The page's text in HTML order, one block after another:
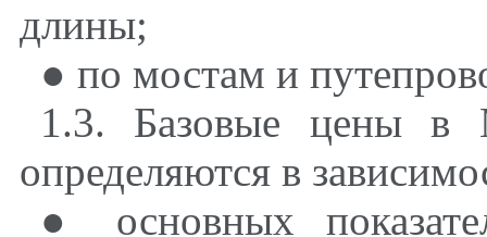
длины;
● по мостам и
1.3. Базовые цены в
определяются в
● основных